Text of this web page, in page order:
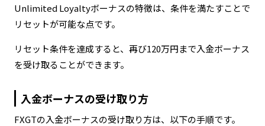
Unlimited Loyaltyボーナスの特徴は、条件を満たすことで
リセットが可能な点です。
リセット条件を達成すると、再び120万円まで入金ボーナス
を受け取ることができます。
入金ボーナスの受け取り方
FXGTの入金ボーナスの受け取り方は、以下の手順です。